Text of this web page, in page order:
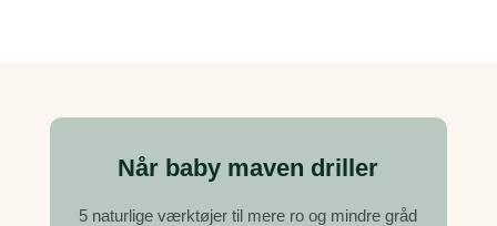
Når baby maven driller
5 naturlige værktøjer til mere ro og mindre gråd